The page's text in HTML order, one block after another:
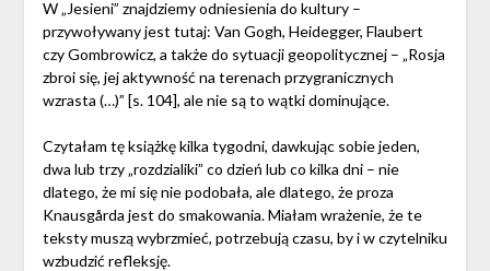
W „Jesieni” znajdziemy odniesienia do kultury –
przywoływany jest tutaj: Van Gogh, Heidegger, Flaubert
czy Gombrowicz, a także do sytuacji geopolitycznej – „Rosja
zbroi się, jej aktywność na terenach przygranicznych
wzrasta (…)” [s. 104], ale nie są to wątki dominujące.
Czytałam tę książkę kilka tygodni, dawkując sobie jeden,
dwa lub trzy „rozdzialiki” co dzień lub co kilka dni – nie
dlatego, że mi się nie podobała, ale dlatego, że proza
Knausgårda jest do smakowania. Miałam wrażenie, że te
teksty muszą wybrzmieć, potrzebują czasu, by i w czytelniku
wzbudzić refleksję.